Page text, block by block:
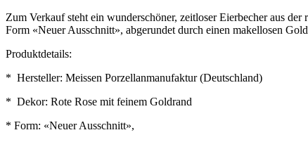
Zum Verkauf steht ein wunderschöner, zeitloser Eierbecher aus
Form «Neuer Ausschnitt», abgerundet durch einen makellosen
Produktdetails:
* Hersteller: Meissen Porzellanmanufaktur (Deutschland)
* Dekor: Rote Rose mit feinem Goldrand
* Form: «Neuer Ausschnitt»,